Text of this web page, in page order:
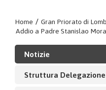
Home / Gran Priorato di
Addio a Padre Stanislao
Notizie
Struttura